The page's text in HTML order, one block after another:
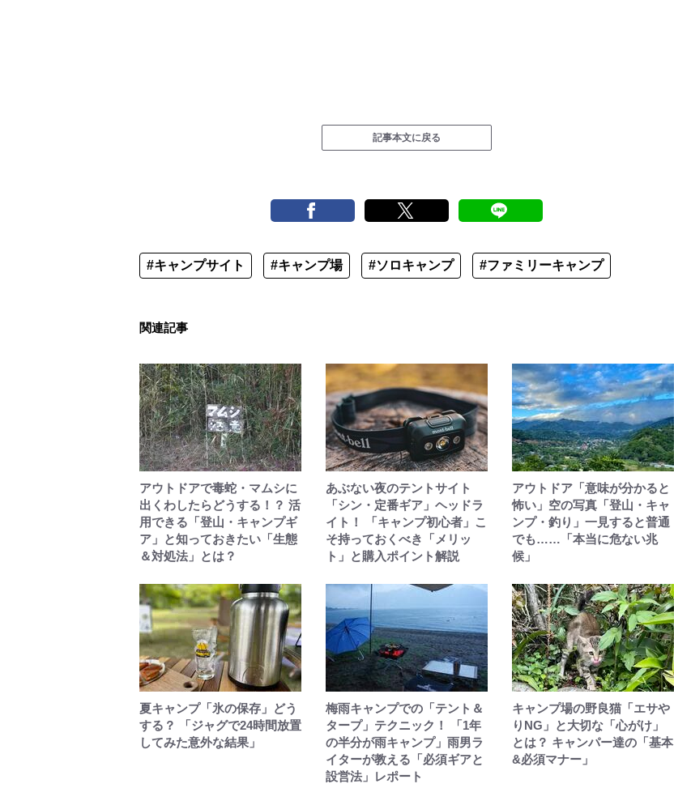
記事本文に戻る
#キャンプサイト #キャンプ場 #ソロキャンプ #ファミリーキャンプ
関連記事
アウトドアで毒蛇・マムシに
出くわしたらどうする！？ 活
用できる「登山・キャンプギ
ア」と知っておきたい「生態
＆対処法」とは？
あぶない夜のテントサイト
「シン・定番ギア」ヘッドラ
イト！ 「キャンプ初心者」こ
そ持っておくべき「メリッ
ト」と購入ポイント解説
アウトドア「意味が分かると
怖い」空の写真「登山・キャ
ンプ・釣り」一見すると普通
でも……「本当に危ない兆
候」
夏キャンプ「氷の保存」どう
する？ 「ジャグで24時間放置
してみた意外な結果」
梅雨キャンプでの「テント＆
タープ」テクニック！ 「1年
の半分が雨キャンプ」雨男ラ
イターが教える「必須ギアと
設営法」レポート
キャンプ場の野良猫「エサや
りNG」と大切な「心がけ」
とは？ キャンパー達の「基本
&必須マナー」